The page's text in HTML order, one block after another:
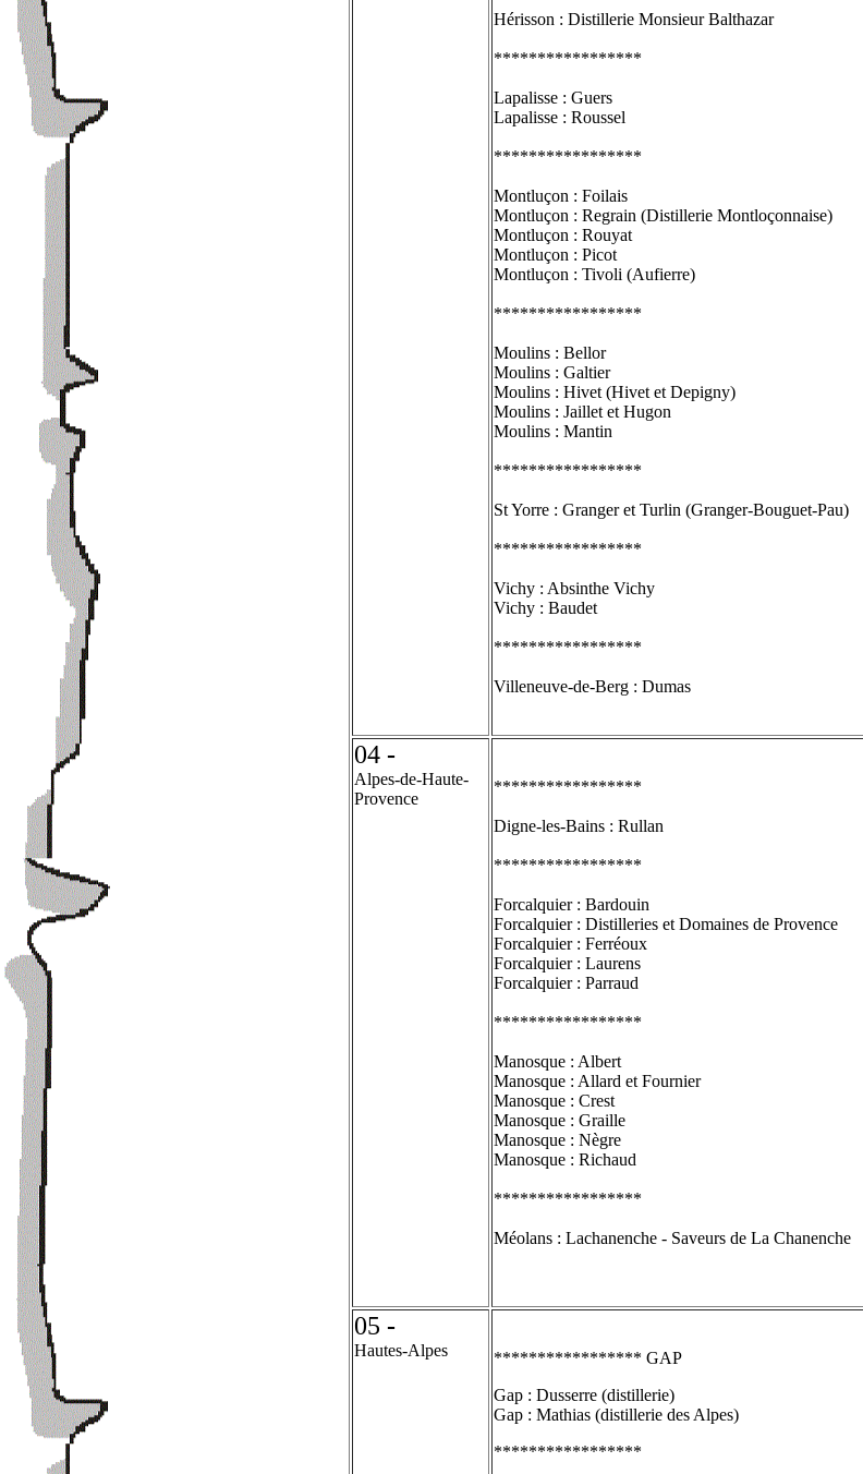
Hérisson : Distillerie Monsieur Balthazar
*****************
Lapalisse : Guers
Lapalisse : Roussel
*****************
Montluçon : Foilais
Montluçon : Regrain (Distillerie Montloçonnaise)
Montluçon : Rouyat
Montluçon : Picot
Montluçon : Tivoli (Aufierre)
*****************
Moulins : Bellor
Moulins : Galtier
Moulins : Hivet (Hivet et Depigny)
Moulins : Jaillet et Hugon
Moulins : Mantin
*****************
St Yorre : Granger et Turlin (Granger-Bouguet-Pau)
*****************
Vichy : Absinthe Vichy
Vichy : Baudet
*****************
Villeneuve-de-Berg : Dumas
04-
Alpes-de-Haute-
Provence
*****************
Digne-les-Bains : Rullan
*****************
Forcalquier : Bardouin
Forcalquier : Distilleries et Domaines de Provence
Forcalquier : Ferréoux
Forcalquier : Laurens
Forcalquier : Parraud
*****************
Manosque : Albert
Manosque : Allard et Fournier
Manosque : Crest
Manosque : Graille
Manosque : Nègre
Manosque : Richaud
*****************
Méolans : Lachanenche - Saveurs de La Chanenche
05 -
Hautes-Alpes
***************** GAP
Gap : Dusserre (distillerie)
Gap : Mathias (distillerie des Alpes)
*****************